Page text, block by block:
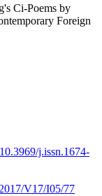
Ci-Poems by
Foreign
j.issn.1674-
V17/I05/77